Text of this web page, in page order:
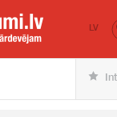
LV